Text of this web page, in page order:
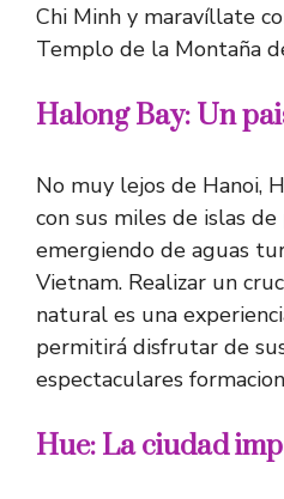
Chi Minh y maravíllate
Templo de la Montaña
Halong Bay: Un
No muy lejos de Hanoi,
con sus miles de islas
emergiendo de aguas
Vietnam. Realizar un
natural es una
permitirá disfrutar de
espectaculares
Hue: La ciudad